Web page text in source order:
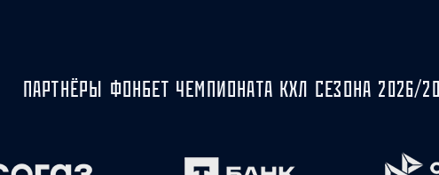
ПАРТНЁРЫ ФОНБЕТ ЧЕМПИОНАТА КХЛ СЕЗОНА 2026/